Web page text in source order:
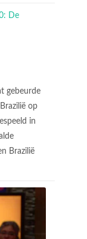
gebeurde
op
in
Brazilië